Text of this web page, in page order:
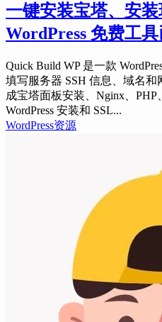
一键安装宝塔、安
WordPress 免费工
Quick Build WP 是一款
填写服务器 SSH 信息、域名
成宝塔面板安装、Nginx、PHP
WordPress 安装和 SSL...
WordPress资源